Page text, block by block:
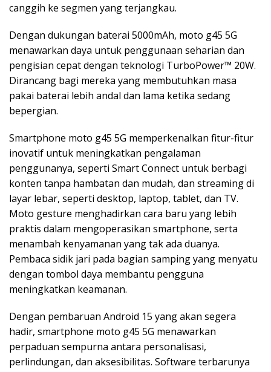
canggih ke segmen yang terjangkau.
Dengan dukungan baterai 5000mAh, moto g45 5G
menawarkan daya untuk penggunaan seharian dan
pengisian cepat dengan teknologi TurboPower™ 20W.
Dirancang bagi mereka yang membutuhkan masa
pakai baterai lebih andal dan lama ketika sedang
bepergian.
Smartphone moto g45 5G memperkenalkan fitur-fitur
inovatif untuk meningkatkan pengalaman
penggunanya, seperti Smart Connect untuk berbagi
konten tanpa hambatan dan mudah, dan streaming di
layar lebar, seperti desktop, laptop, tablet, dan TV.
Moto gesture menghadirkan cara baru yang lebih
praktis dalam mengoperasikan smartphone, serta
menambah kenyamanan yang tak ada duanya.
Pembaca sidik jari pada bagian samping yang menyatu
dengan tombol daya membantu pengguna
meningkatkan keamanan.
Dengan pembaruan Android 15 yang akan segera
hadir, smartphone moto g45 5G menawarkan
perpaduan sempurna antara personalisasi,
perlindungan, dan aksesibilitas. Software terbarunya